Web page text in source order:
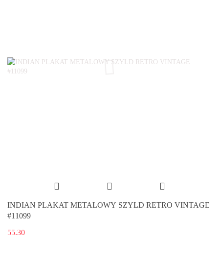
INDIAN PLAKAT METALOWY SZYLD RETRO VINTAGE
#11099
55.30